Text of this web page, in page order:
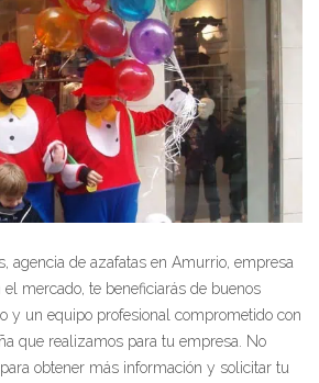
agencia de azafatas en Amurrio, empresa
mercado, te beneficiarás de buenos
y un equipo profesional comprometido con
que realizamos para tu empresa. No
obtener más información y solicitar tu